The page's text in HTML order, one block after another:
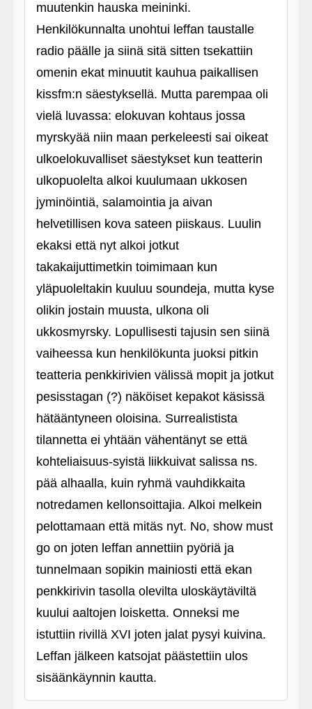
muutenkin hauska meininki.
Henkilökunnalta unohtui leffan taustalle
radio päälle ja siinä sitä sitten tsekattiin
omenin ekat minuutit kauhua paikallisen
kissfm:n säestyksellä. Mutta parempaa oli
vielä luvassa: elokuvan kohtaus jossa
myrskyää niin maan perkeleesti sai oikeat
ulkoelokuvalliset säestykset kun teatterin
ulkopuolelta alkoi kuulumaan ukkosen
jyminöintiä, salamointia ja aivan
helvetillisen kova sateen piiskaus. Luulin
ekaksi että nyt alkoi jotkut
takakaijuttimetkin toimimaan kun
yläpuoleltakin kuuluu soundeja, mutta kyse
olikin jostain muusta, ulkona oli
ukkosmyrsky. Lopullisesti tajusin sen siinä
vaiheessa kun henkilökunta juoksi pitkin
teatteria penkkirivien välissä mopit ja jotkut
pesisstagan (?) näköiset kepakot käsissä
hätääntyneen oloisina. Surrealistista
tilannetta ei yhtään vähentänyt se että
kohteliaisuus-syistä liikkuivat salissa ns.
pää alhaalla, kuin ryhmä vauhdikkaita
notredamen kellonsoittajia. Alkoi melkein
pelottamaan että mitäs nyt. No, show must
go on joten leffan annettiin pyöriä ja
tunnelmaan sopikin mainiosti että ekan
penkkirivin tasolla olevilta uloskäytäviltä
kuului aaltojen loisketta. Onneksi me
istuttiin rivillä XVI joten jalat pysyi kuivina.
Leffan jälkeen katsojat päästettiin ulos
sisäänkäynnin kautta.